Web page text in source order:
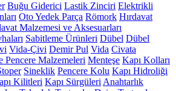
Buğu Giderici Lastik Zinciri Elektrikli
Oto Yedek Parça Römork Hırdavat
Malzemesi ve Aksesuarları
Sabitleme Ürünleri Dübel Dübel
Vida-Çivi Demir Pul Vida Civata
Pencere Malzemeleri Menteşe Kapı Kolları
Sineklik Pencere Kolu Kapı Hidroliği
Kilitleri Kapı Sürgüleri Anahtarlık